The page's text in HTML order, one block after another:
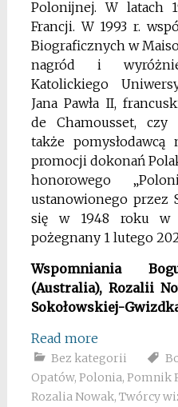
Polonijnej. W latach
Francji. W 1993 r.
Biograficznych w
nagród i
Katolickiego
Jana Pawła II,
de Chamousset, czy
także pomysłodawcą
promocji dokonań
honorowego
ustanowionego przez
się w 1948 roku w
pożegnany 1 lutego
Wspomniania
(Australia), Rozalii
Sokołowskiej-
Read more
Bez kategorii
Opatów, Polonia, Pomnik
Rozalia Nowak, Twórcy